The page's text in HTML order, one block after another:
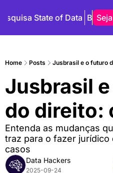
State of Data Blog
Home Posts Jusbrasil e o futuro
Jusbrasil
do direito:
Entenda as mudanças
traz para o fazer jurídico
casos
Data Hackers
2025-09-24